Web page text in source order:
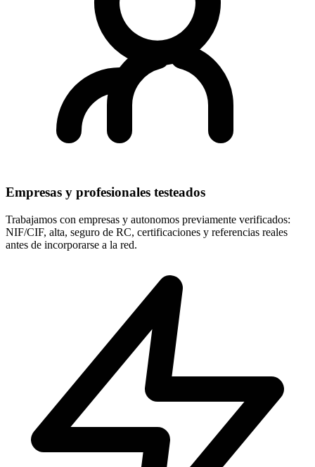
Empresas y profesionales testeados
Trabajamos con empresas y autonomos previamente verificados:
NIF/CIF, alta, seguro de RC, certificaciones y referencias reales
antes de incorporarse a la red.